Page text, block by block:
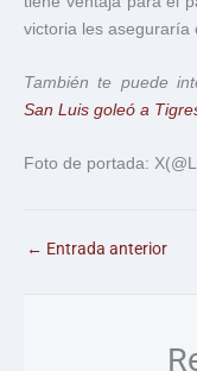
victoria les aseguraría
También te puede
San Luis goleó a
Foto de portada:
← Entrada anterior